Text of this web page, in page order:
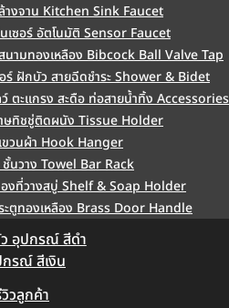
งจาน Kitchen Sink Faucet
เซอร์ อัตโนมัติ Sensor Faucet
ามทองเหลือง Bibcock Ball Valve Tap
อร์ ฝักบัว สายฉีดชำระ Shower & Bidet
ตะแกรง สะดือ ท่อสายน้ำทิ้ง Accessories
ษทิชชู่ติดผนัง Tissue Holder
วนผ้า Hook Hanger
ชั้นวาง Towel Bar Rack
งที่วางสบู่ Shelf & Soap Holder
ตูทองเหลือง Brass Door Handle
อุปกรณ์ สีดำ
รณ์ สีเงิน
วลูกค้า